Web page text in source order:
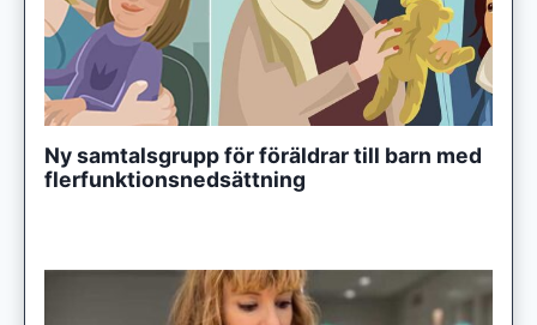
Ny samtalsgrupp för föräldrar till barn med
flerfunktionsnedsättning